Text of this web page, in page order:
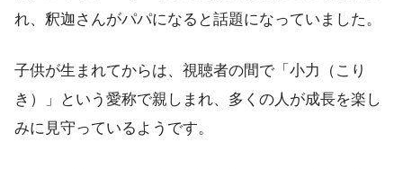
れ、釈迦さんがパパになると話題になっていました。
子供が生まれてからは、視聴者の間で「小力（こり
き）」という愛称で親しまれ、多くの人が成長を楽し
みに見守っているようです。